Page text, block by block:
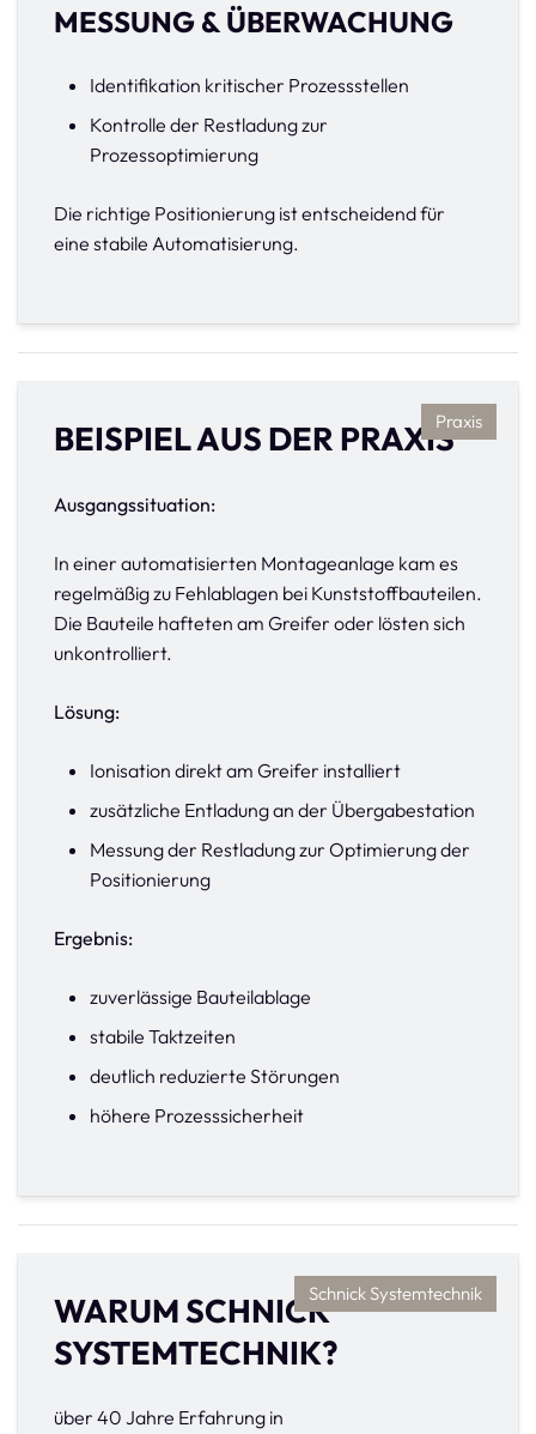
MESSUNG & ÜBERWACHUNG
Identifikation kritischer Prozessstellen
Kontrolle der Restladung zur
Prozessoptimierung
Die richtige Positionierung ist entscheidend für
eine stabile Automatisierung.
Praxis
BEISPIEL AUS DER PRAXIS
Ausgangssituation:
In einer automatisierten Montageanlage kam es
regelmäßig zu Fehlablagen bei Kunststoffbauteilen.
Die Bauteile hafteten am Greifer oder lösten sich
unkontrolliert.
Lösung:
Ionisation direkt am Greifer installiert
zusätzliche Entladung an der Übergabestation
Messung der Restladung zur Optimierung der
Positionierung
Ergebnis:
zuverlässige Bauteilablage
stabile Taktzeiten
deutlich reduzierte Störungen
höhere Prozesssicherheit
Schnick Systemtechnik
WARUM SCHNICK
SYSTEMTECHNIK?
über 40 Jahre Erfahrung in